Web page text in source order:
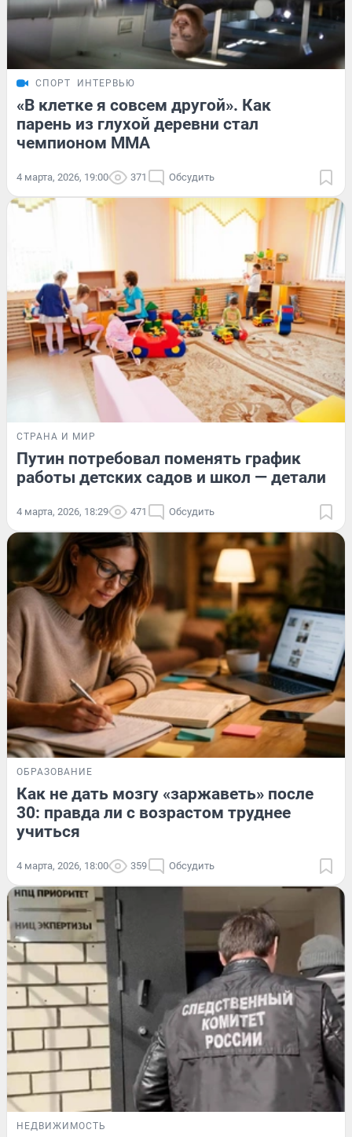
СПОРТ ИНТЕРВЬЮ
«В клетке я совсем другой». Как
парень из глухой деревни стал
чемпионом ММА
4 марта, 2026, 19:00 371 Обсудить
СТРАНА И МИР
Путин потребовал поменять график
работы детских садов и школ — детали
4 марта, 2026, 18:29 471 Обсудить
ОБРАЗОВАНИЕ
Как не дать мозгу «заржаветь» после
30: правда ли с возрастом труднее
учиться
4 марта, 2026, 18:00 359 Обсудить
НЕДВИЖИМОСТЬ